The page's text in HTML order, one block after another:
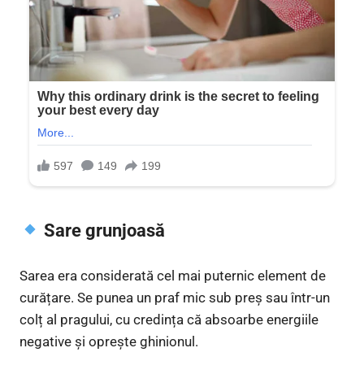
Sare grunjoasă
Sarea era considerată cel mai puternic element de
curățare. Se punea un praf mic sub preș sau într-un
colț al pragului, cu credința că absoarbe energiile
negative și oprește ghinionul.